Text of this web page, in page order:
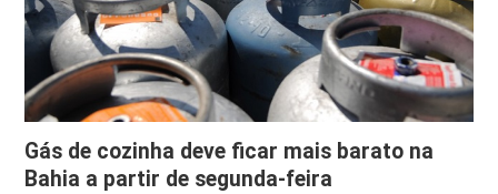
Gás de cozinha deve ficar mais barato na
Bahia a partir de segunda-feira